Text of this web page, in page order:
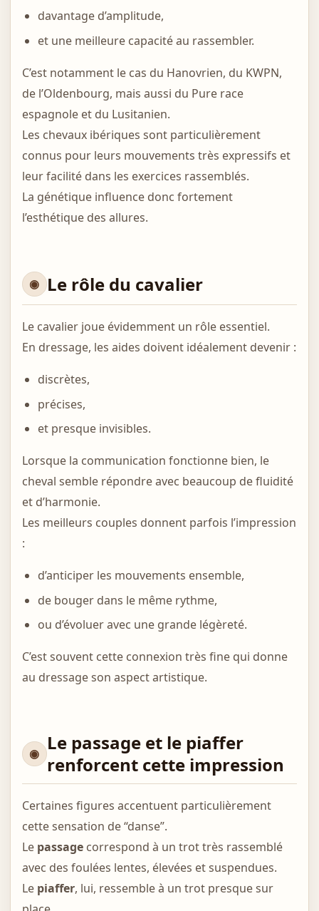
davantage d’amplitude,
et une meilleure capacité au rassembler.
C’est notamment le cas du Hanovrien, du KWPN,
de l’Oldenbourg, mais aussi du Pure race
espagnole et du Lusitanien.
Les chevaux ibériques sont particulièrement
connus pour leurs mouvements très expressifs et
leur facilité dans les exercices rassemblés.
La génétique influence donc fortement
l’esthétique des allures.
Le rôle du cavalier
Le cavalier joue évidemment un rôle essentiel.
En dressage, les aides doivent idéalement devenir :
discrètes,
précises,
et presque invisibles.
Lorsque la communication fonctionne bien, le
cheval semble répondre avec beaucoup de fluidité
et d’harmonie.
Les meilleurs couples donnent parfois l’impression
:
d’anticiper les mouvements ensemble,
de bouger dans le même rythme,
ou d’évoluer avec une grande légèreté.
C’est souvent cette connexion très fine qui donne
au dressage son aspect artistique.
Le passage et le piaffer
renforcent cette impression
Certaines figures accentuent particulièrement
cette sensation de “danse”.
Le passagecorrespond à un trot très rassemblé
avec des foulées lentes, élevées et suspendues.
Le piaffer, lui, ressemble à un trot presque sur